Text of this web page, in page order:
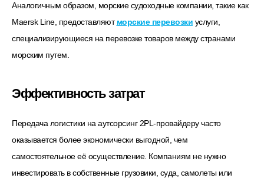
Аналогичным образом, морские судоходные компании, такие как
Maersk Line, предоставляютморские перевозки услуги,
специализирующиеся на перевозке товаров между странами
морским путем.
Эффективность затрат
Передача логистики на аутсорсинг 2PL-провайдеру часто
оказывается более экономически выгодной, чем
самостоятельное её осуществление. Компаниям не нужно
инвестировать в собственные грузовики, суда, самолеты или